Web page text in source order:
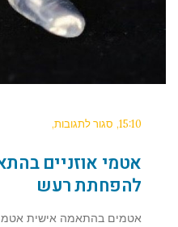
15:10 סגור לתגובות
אטמי אוזניים
להפחתת רעש
אטמים בהתאמה אישית